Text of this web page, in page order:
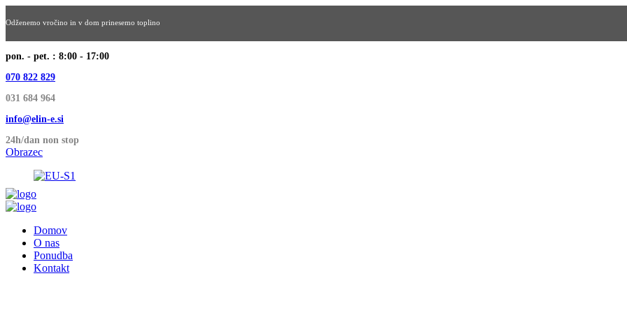
Odženemo vročino in v dom prinesemo toplino
pon. - pet. : 8:00 - 17:00
070 822 829
031 684 964
info@elin-e.si
24h/dan non stop
Obrazec
Domov
O nas
Ponudba
Kontakt